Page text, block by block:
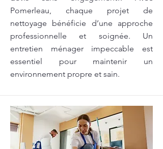
Pomerleau, chaque projet de
nettoyage bénéficie d’une approche
professionnelle et soignée. Un
entretien ménager impeccable est
essentiel pour maintenir un
environnement propre et sain.